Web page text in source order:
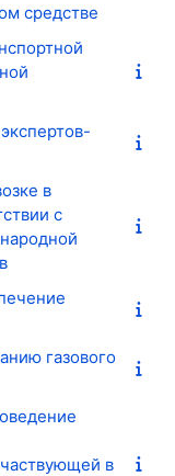
средстве
в
с
газового
в